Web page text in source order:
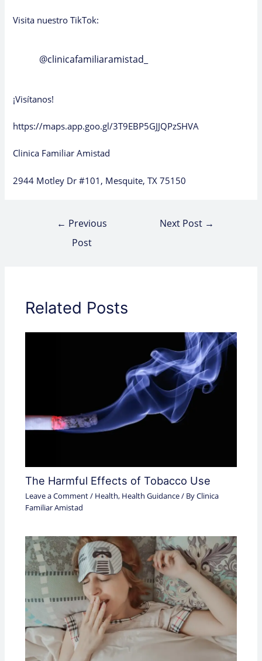
Visita nuestro TikTok:
@clinicafamiliaramistad_
¡Visítanos!
https://maps.app.goo.gl/3T9EBP5GJJQPzSHVA
Clinica Familiar Amistad
2944 Motley Dr #101, Mesquite, TX 75150
← Previous
Post
Next Post →
Related Posts
The Harmful Effects of Tobacco Use
Leave a Comment/ Health, Health Guidance/ ByClinica
Familiar Amistad